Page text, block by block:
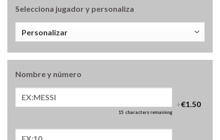
Selecciona jugador y personaliza
Nombre y número
15 characters remaining
+€1.50